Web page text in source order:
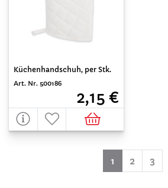
Küchenhandschuh, per Stk.
Art. Nr. 500186
2,15 €
1 (aktuell)
2 3